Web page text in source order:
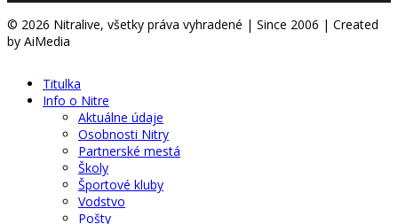
© 2026 Nitralive, všetky práva vyhradené | Since 2006 | Created
by AiMedia
Titulka
Info o Nitre
Aktuálne údaje
Osobnosti Nitry
Partnerské mestá
Školy
Športové kluby
Vodstvo
Pošty